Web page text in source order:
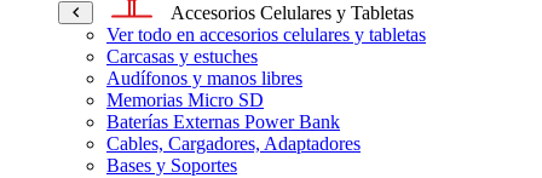
Accesorios Celulares y Tabletas
Ver todo en accesorios celulares y tabletas
Carcasas y estuches
Audífonos y manos libres
Memorias Micro SD
Baterías Externas Power Bank
Cables, Cargadores, Adaptadores
Bases y Soportes